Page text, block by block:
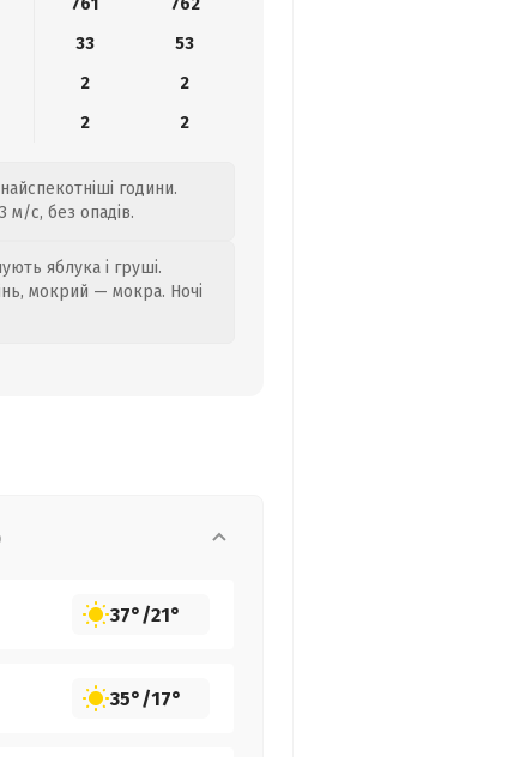
761
762
33
53
2
2
2 2
години.
м/с, без опадів.
яблука і груші.
мокрий — мокра. Ночі
37°/21°
35°/17°